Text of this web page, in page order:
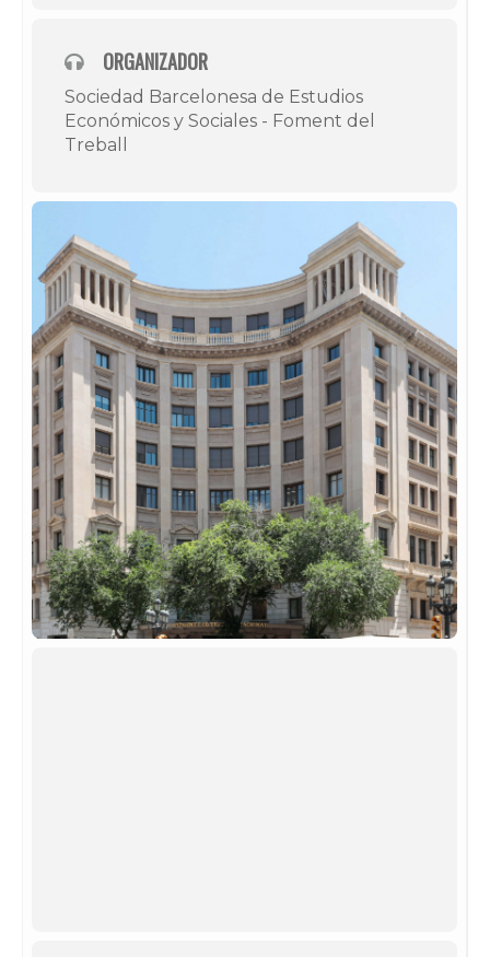
ORGANIZADOR
Sociedad Barcelonesa de Estudios
Económicos y Sociales - Foment del
Treball